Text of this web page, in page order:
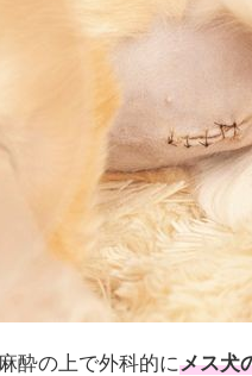
酔の上で外科的にメス犬